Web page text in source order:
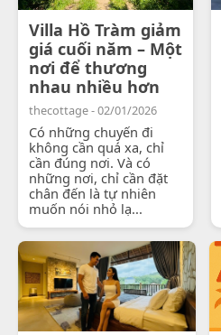
Villa Hồ Tràm giảm
giá cuối năm – Một
nơi để thương
nhau nhiều hơn
thecottage - 02/01/2026
Có những chuyến đi
không cần quá xa, chỉ
cần đúng nơi. Và có
những nơi, chỉ cần đặt
chân đến là tự nhiên
muốn nói nhỏ lạ...